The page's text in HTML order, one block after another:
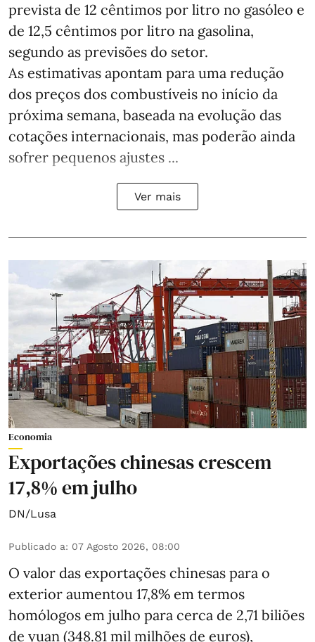
prevista de 12 cêntimos por litro no gasóleo e
de 12,5 cêntimos por litro na gasolina,
segundo as previsões do setor.
As estimativas apontam para uma redução
dos preços dos combustíveis no início da
próxima semana, baseada na evolução das
cotações internacionais, mas poderão ainda
sofrer pequenos ajustes ...
Ver mais
Economia
Exportações chinesas crescem
17,8% em julho
DN/Lusa
Publicado a: 07 Agosto 2026, 08:00
O valor das exportações chinesas para o
exterior aumentou 17,8% em termos
homólogos em julho para cerca de 2,71 biliões
de yuan (348.81 mil milhões de euros),